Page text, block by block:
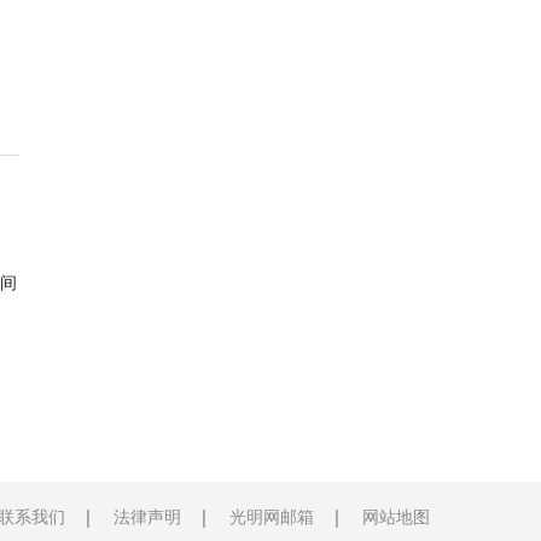
系我们 法律声明 光明网邮箱 网站地图